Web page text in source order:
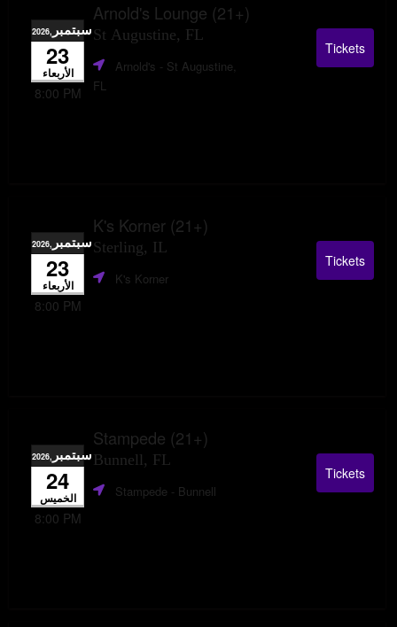
Arnold's Lounge (21+)
St Augustine, FLسبتمبر ,2026
23
الأربعاء
8:00 PM
Arnold's - St Augustine,
FL
Tickets
K's Korner (21+)
Sterling, ILسبتمبر ,2026
23
الأربعاء
8:00 PM
K's Korner
Tickets
Stampede (21+)
Bunnell, FL سبتمبر ,2026
24
الخميس
8:00 PM
Stampede - Bunnell
Tickets